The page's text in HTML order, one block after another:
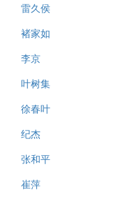
雷久侯
褚家如
李京
叶树集
徐春叶
纪杰
张和平
崔萍